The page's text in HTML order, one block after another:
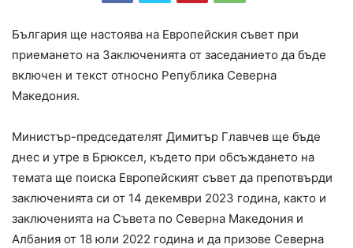
България ще настоява на Европейския съвет при
приемането на Заключенията от заседанието да бъде
включен и текст относно Република Северна
Македония.
Министър-председателят Димитър Главчев ще бъде
днес и утре в Брюксел, където при обсъждането на
темата ще поиска Европейският съвет да препотвърди
заключенията си от 14 декември 2023 година, както и
заключенията на Съвета по Северна Македония и
Албания от 18 юли 2022 година и да призове Северна